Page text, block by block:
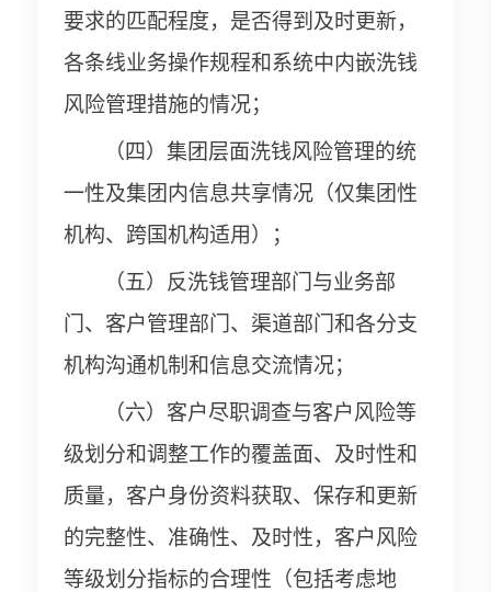
要求的匹配程度，是否得到及时更新，
各条线业务操作规程和系统中内嵌洗钱
风险管理措施的情况；
（四）集团层面洗钱风险管理的统
一性及集团内信息共享情况（仅集团性
机构、跨国机构适用）；
（五）反洗钱管理部门与业务部
门、客户管理部门、渠道部门和各分支
机构沟通机制和信息交流情况；
（六）客户尽职调查与客户风险等
级划分和调整工作的覆盖面、及时性和
质量，客户身份资料获取、保存和更新
的完整性、准确性、及时性，客户风险
等级划分指标的合理性（包括考虑地